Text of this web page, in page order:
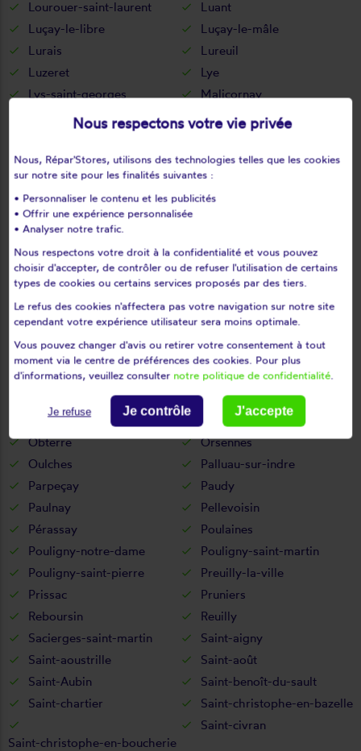
Lourouer-saint-laurent
Luant
Luçay-le-libre
Luçay-le-mâle
Lurais
Lureuil
Luzeret
Lye
Lys-saint-georges
Malicornay
Martizay
Ménétréols-sous-vatan
Méobecq
Mérigny
Mers-sur-indre
Meunet-planches
Meunet-sur-vatan
Mézières-en-brenne
Montchevrier
Montgivray
Montierchaume
Montipouret
Montlevicq
Mosnay
Mouhers
Néons-sur-creuse
Néret
Neuillay-les-bois
Neuvy-pailloux
Neuvy-saint-sépulchre
Niherne
Nohant-vic
Nuret-le-ferron
Obterre
Orsennes
Oulches
Palluau-sur-indre
Parpeçay
Paudy
Paulnay
Pellevoisin
Pérassay
Poulaines
Pouligny-notre-dame
Pouligny-saint-martin
Pouligny-saint-pierre
Preuilly-la-ville
Prissac
Pruniers
Reboursin
Reuilly
Sacierges-saint-martin
Saint-aigny
Saint-aoustrille
Saint-août
Saint-Aubin
Saint-benoît-du-sault
Saint-chartier
Saint-christophe-en-bazelle
Saint-christophe-en-boucherie
Saint-civran
Nous respectons votre vie privée
Nous, Répar'Stores, utilisons des technologies telles que les cookies
sur notre site pour les finalités suivantes :
• Personnaliser le contenu et les publicités
• Offrir une expérience personnalisée
• Analyser notre trafic.
Nous respectons votre droit à la confidentialité et vous pouvez
choisir d'accepter, de contrôler ou de refuser l'utilisation de certains
types de cookies ou certains services proposés par des tiers.
Le refus des cookies n'affectera pas votre navigation sur notre site
cependant votre expérience utilisateur sera moins optimale.
Vous pouvez changer d'avis ou retirer votre consentement à tout
moment via le centre de préférences des cookies. Pour plus
d'informations, veuillez consulter notre politique de confidentialité.
Je refuse Je contrôle J'accepte